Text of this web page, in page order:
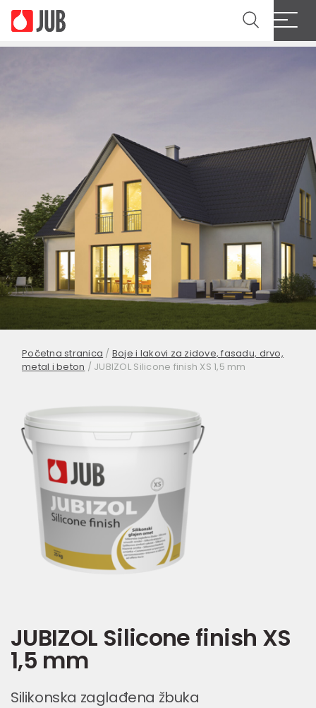
Početna stranica / Boje i lakovi za zidove, fasadu, drvo,
metal i beton / JUBIZOL Silicone finish XS 1,5 mm
JUBIZOL Silicone finish XS
1,5 mm
Silikonska zaglađena žbuka